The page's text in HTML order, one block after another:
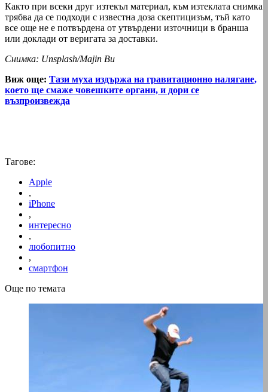
Както при всеки друг изтекъл материал, към изтеклата снимка
трябва да се подходи с известна доза скептицизъм, тъй като
все още не е потвърдена от утвърдени източници в бранша
или доклади от веригата за доставки.
Снимка: Unsplash/Majin Bu
Виж още: Тази муха издържа на гравитационно налягане,
което ще смаже човешките органи, и дори се
възпроизвежда
Тагове:
Apple
,
iPhone
,
интересно
,
любопитно
,
смартфон
Още по темата